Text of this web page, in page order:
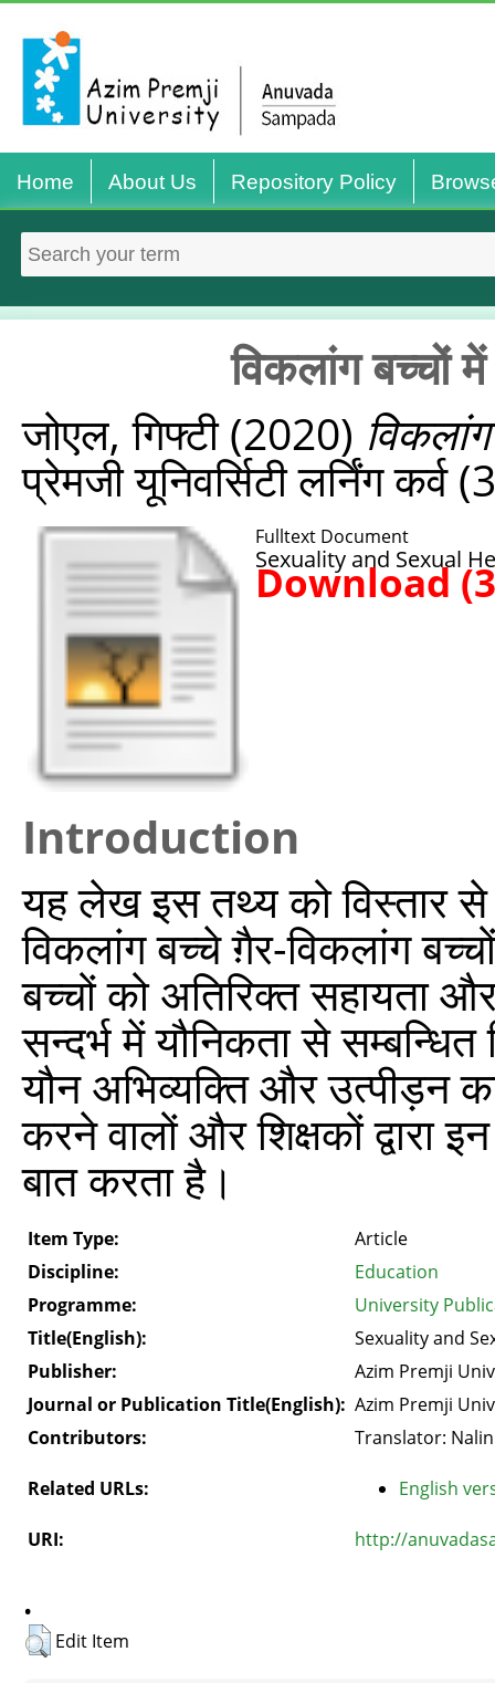
Home About Us Repository Policy
विकलांग बच्चों में
जोएल, गिफ्टी(2020)
प्रेमजी यूनिवर्सिटी लर्निंग
Fulltext Document
Sexuality and Sexual
Download
Introduction
यह लेख इस तथ्य को विस्तार से
विकलांग बच्चे ग़ैर-विकलांग
बच्चों को अतिरिक्त सहायता
सन्दर्भ में यौनिकता से सम्बन्धित
यौन अभिव्यक्ति और उत्पीड़न
करने वालों और शिक्षकों द्वारा
बात करता है।
Item Type:
Article
Discipline:
Education
Programme:
University
Title(English):
Sexuality and
Publisher:
Azim Premji
Journal or Publication Title(English): Azim Premji
Contributors:
Translator:
Related URLs: English
URI: http://
.
Edit Item